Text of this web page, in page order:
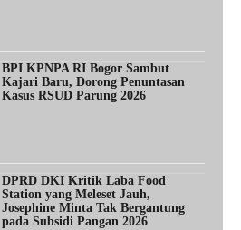
BPI KPNPA RI Bogor Sambut
Kajari Baru, Dorong Penuntasan
Kasus RSUD Parung 2026
DPRD DKI Kritik Laba Food
Station yang Meleset Jauh,
Josephine Minta Tak Bergantung
pada Subsidi Pangan 2026